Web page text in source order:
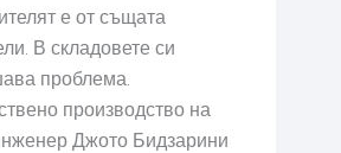
е от същата
В складовете си
проблема.
производство на
Джото Бидзарини